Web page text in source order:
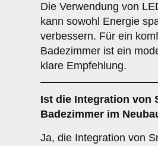
Die Verwendung von
kann sowohl Energie
verbessern. Für ein
Badezimmer ist ein
klare Empfehlung.
Ist die Integration von
Badezimmer im
Ja, die Integration von